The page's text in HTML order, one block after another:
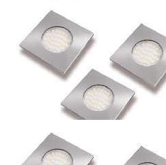
СВЕТОДИОДНЫЙ СВЕТИЛЬНИК
БЕЛЫЙ 1,8W, 12V, IP20, 19
Распродажа 30%
142.8р.
СВЕТОДИОДНЫЙ СВЕТИЛЬНИК